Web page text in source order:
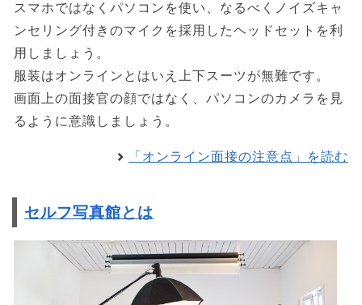
スマホではなくパソコンを使い、なるべくノイズキャ
ンセリング付きのマイクを採用したヘッドセットを利
用しましょう。
服装はオンラインとはいえ上下スーツが無難です。
画面上の面接官の顔ではなく、パソコンのカメラを見
るように意識しましょう。
「オンライン面接の注意点」を読む
セルフ写真館とは